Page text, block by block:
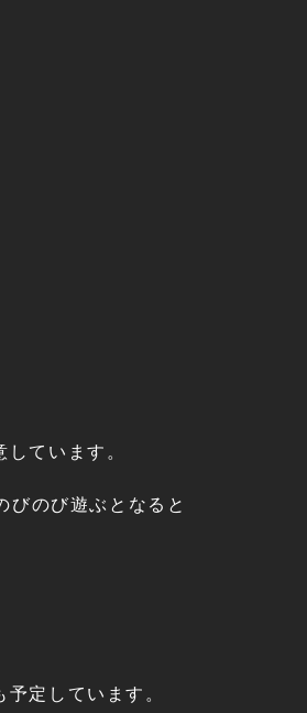
ています。
びのび遊ぶとなると
定しています。